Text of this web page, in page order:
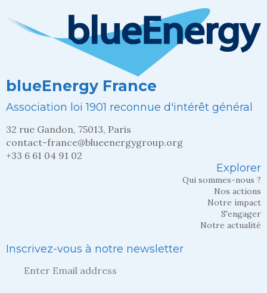
blueEnergy France
Association loi 1901 reconnue d'intérêt général
32 rue Gandon, 75013, Paris
contact-france@blueenergygroup.org
+33 6 61 04 91 02
Explorer
Qui sommes-nous ?
Nos actions
Notre impact
S'engager
Notre actualité
Inscrivez-vous à notre newsletter
votre